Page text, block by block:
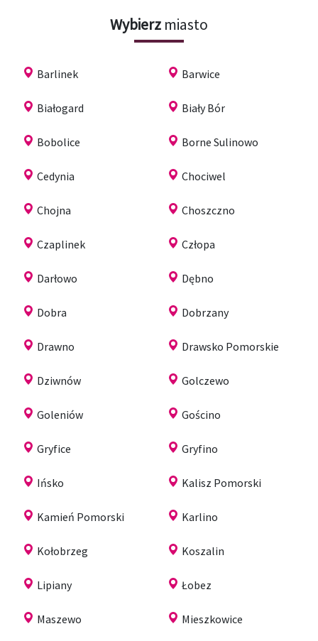
Wybierz miasto
Barlinek Barwice
Białogard Biały Bór
Bobolice Borne Sulinowo
Cedynia Chociwel
Chojna Choszczno
Czaplinek Człopa
Darłowo Dębno
Dobra Dobrzany
Drawno Drawsko Pomorskie
Dziwnów Golczewo
Goleniów Gościno
Gryfice Gryfino
Ińsko Kalisz Pomorski
Kamień Pomorski Karlino
Kołobrzeg Koszalin
Lipiany Łobez
Maszewo Mieszkowice